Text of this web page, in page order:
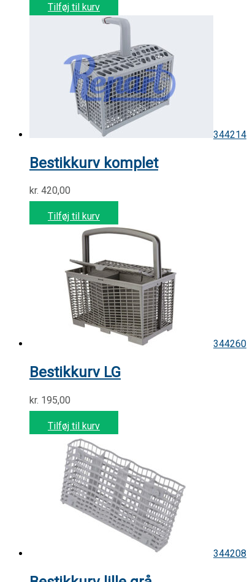
Tilføj til kurv
344214
Bestikkurv komplet
kr. 420,00
Tilføj til kurv
344260
Bestikkurv LG
kr. 195,00
Tilføj til kurv
344208